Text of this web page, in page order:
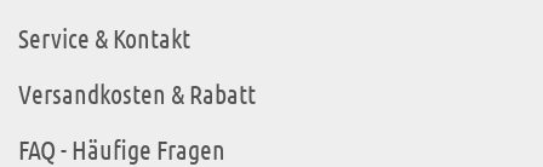
Service & Kontakt
Versandkosten & Rabatt
FAQ - Häufige Fragen